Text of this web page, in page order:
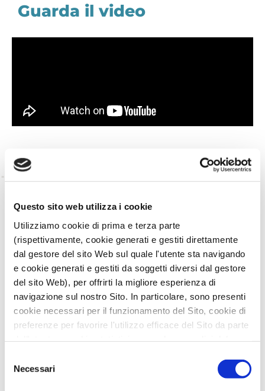
Questo sito web utilizza i cookie
Utilizziamo cookie di prima e terza parte
(rispettivamente, cookie generati e gestiti direttamente
dal gestore del sito Web sul quale l'utente sta navigando
e cookie generati e gestiti da soggetti diversi dal gestore
del sito Web), per offrirti la migliore esperienza di
navigazione sul nostro Sito. In particolare, sono presenti
cookie necessari per il funzionamento del Sito, cookie di
preferenze per favorire l'utilizzo efficace del Sito da parte
categorie di cookie accettare.
Per maggiori informazioni, consulta le nostre pagine
delNecessari
Guarda il video
TI È PIACIUTO IL POST?CONDIVIDI!